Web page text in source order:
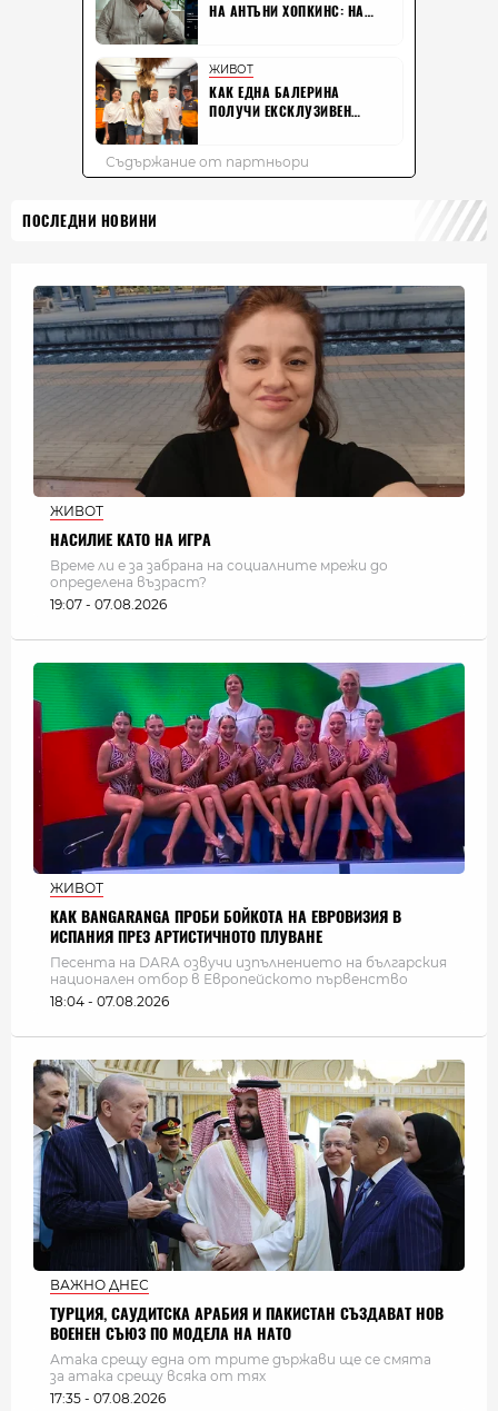
ПОСЛЕДНИ НОВИНИ
ЖИВОТ
НАСИЛИЕ КАТО НА ИГРА
Време ли е за забрана на социалните мрежи до
определена възраст?
19:07 - 07.08.2026
ЖИВОТ
КАК BANGARANGA ПРОБИ БОЙКОТА НА ЕВРОВИЗИЯ В
ИСПАНИЯ ПРЕЗ АРТИСТИЧНОТО ПЛУВАНЕ
Песента на DARA озвучи изпълнението на българския
национален отбор в Европейското първенство
18:04 - 07.08.2026
ВАЖНО ДНЕС
ТУРЦИЯ, САУДИТСКА АРАБИЯ И ПАКИСТАН СЪЗДАВАТ НОВ
ВОЕНЕН СЪЮЗ ПО МОДЕЛА НА НАТО
Атака срещу една от трите държави ще се смята
за атака срещу всяка от тях
17:35 - 07.08.2026